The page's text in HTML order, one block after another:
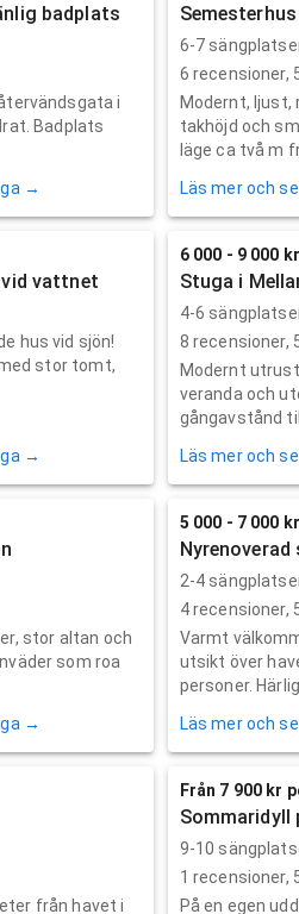
badplats
i
Badplats
→
6-7
6 recensioner,
Modernt,
takhöjd och
läge ca två m
Läs mer och
vattnet
hus vid sjön!
stor tomt,
→
6 000 - 9 000
Stuga i
4-6
8 recensioner,
Modernt
veranda och
gångavstånd
Läs mer och
stor altan och
som roa
→
5 000 - 7 000
2-4
4recensioner,
Varmt
utsikt över
personer.
Läs mer och
från havet i
Från 7 900 kr
Sommaridyll
9-10
1 recensioner,
På en egen